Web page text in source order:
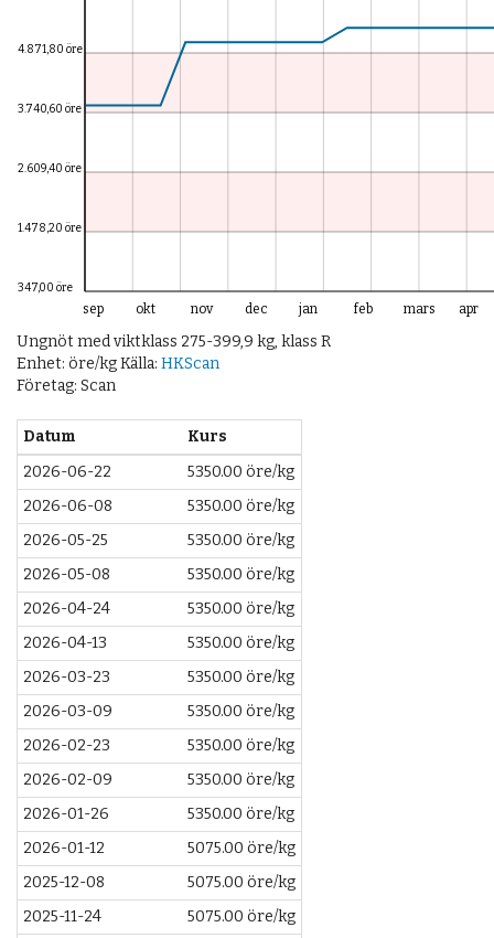
4.871,80 öre
3.740,60 öre
2.609,40 öre
1.478,20 öre
347,00 öre
sep okt nov dec jan feb mars apr
Ungnöt med viktklass 275-399,9 kg, klass R
Enhet: öre/kg Källa: HKScan
Företag: Scan
Datum
Kurs
2026-06-22
5350.00 öre/kg
2026-06-08
5350.00 öre/kg
2026-05-25
5350.00 öre/kg
2026-05-08
5350.00 öre/kg
2026-04-24
5350.00 öre/kg
2026-04-13
5350.00 öre/kg
2026-03-23
5350.00 öre/kg
2026-03-09
5350.00 öre/kg
2026-02-23
5350.00 öre/kg
2026-02-09
5350.00 öre/kg
2026-01-26
5350.00 öre/kg
2026-01-12
5075.00 öre/kg
2025-12-08
5075.00 öre/kg
2025-11-24
5075.00 öre/kg